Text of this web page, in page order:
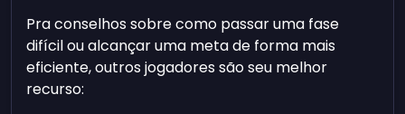
Pra conselhos sobre como passar uma fase
difícil ou alcançar uma meta de forma mais
eficiente, outros jogadores são seu melhor
recurso: